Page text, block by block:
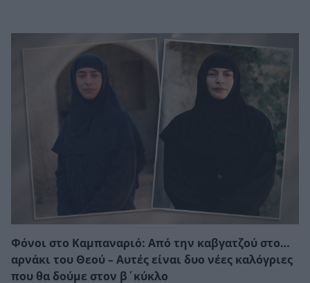
Φόνοι στο Καμπαναριό: Από την καβγατζού στο…
αρνάκι του Θεού – Αυτές είναι δυο νέες καλόγριες
που θα δούμε στον β΄κύκλο